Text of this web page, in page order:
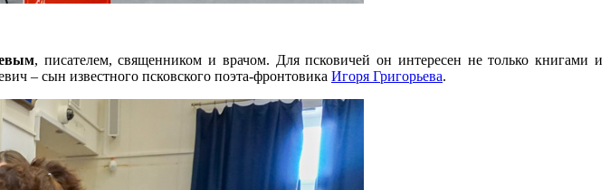
, писателем, священником и врачом. Для псковичей он интересен не только книгами и
– сын известного псковского поэта-фронтовика Игоря Григорьева.